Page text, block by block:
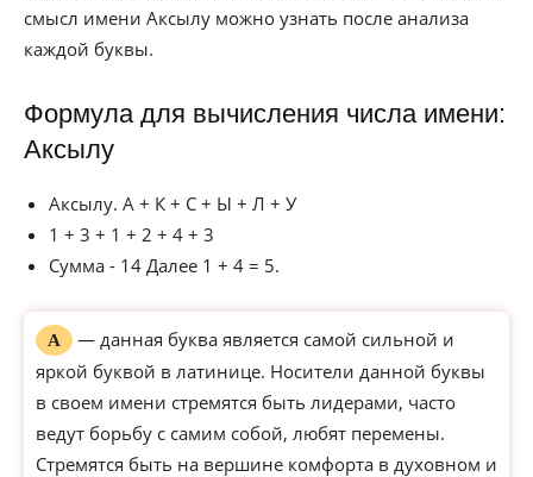
смысл имени Аксылу можно узнать после анализа
каждой буквы.
Формула для вычисления числа имени:
Аксылу
Аксылу. А + К + С + Ы + Л + У
1 + 3 + 1 + 2 + 4 + 3
Сумма - 14 Далее 1 + 4 = 5.
А
— данная буква является самой сильной и
яркой буквой в латинице. Носители данной буквы
в своем имени стремятся быть лидерами, часто
ведут борьбу с самим собой, любят перемены.
Стремятся быть на вершине комфорта в духовном и